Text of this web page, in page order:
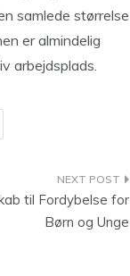
samlede størrelse
er almindelig
arbejdsplads.
til Fordybelse for
Børn og Unge